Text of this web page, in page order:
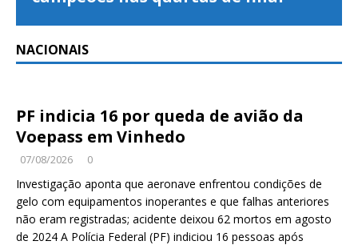
NACIONAIS
PF indicia 16 por queda de avião da
Voepass em Vinhedo
07/08/2026 0
Investigação aponta que aeronave enfrentou condições de
gelo com equipamentos inoperantes e que falhas anteriores
não eram registradas; acidente deixou 62 mortos em agosto
de 2024 A Polícia Federal (PF) indiciou 16 pessoas após